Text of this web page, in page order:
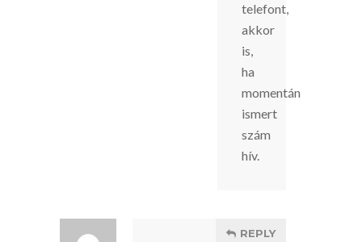
telefont,
akkor
is,
ha
momentán
ismert
szám
hív.
REPLY